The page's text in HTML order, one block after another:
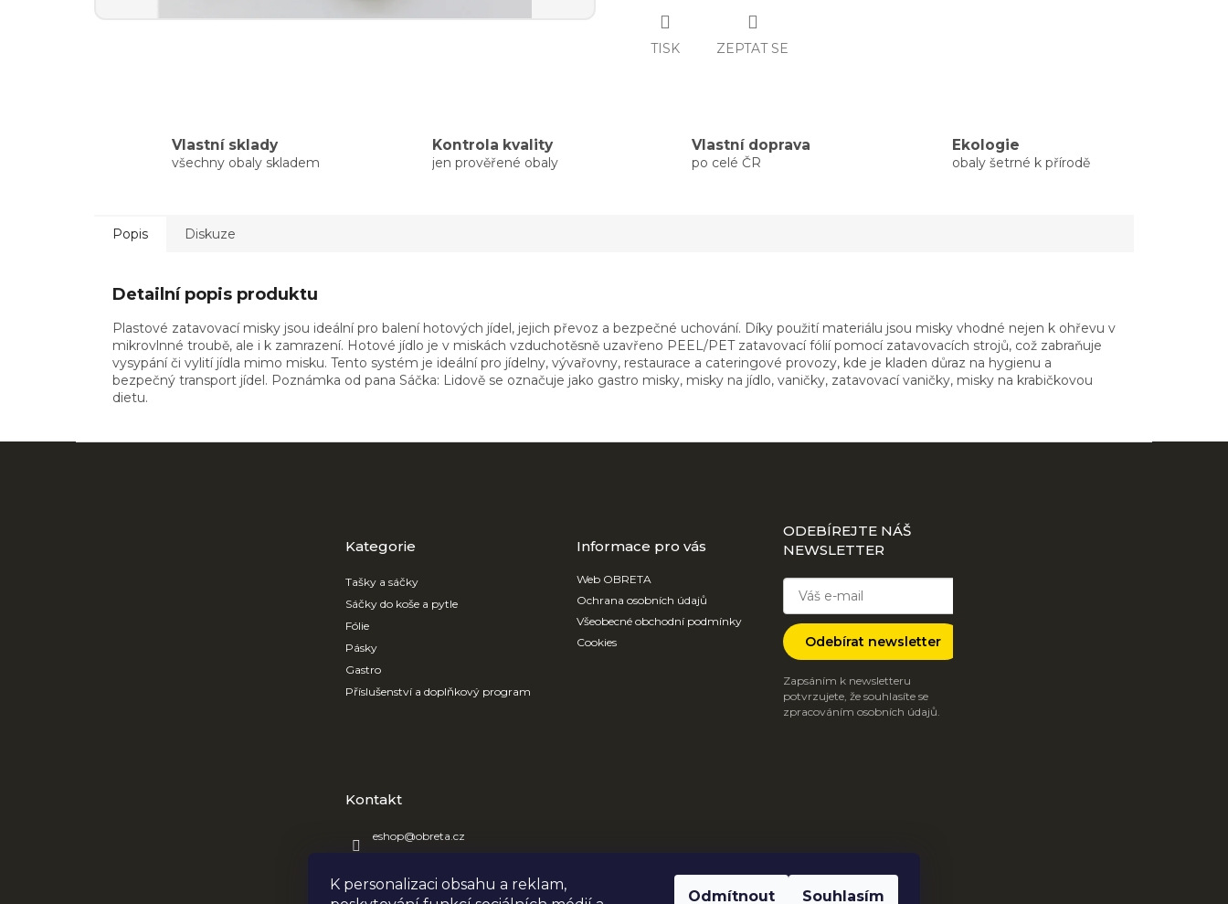
K personalizaci obsahu a reklam,
Odmítnout Souhlasím
TISK ZEPTAT SE
Vlastní sklady
všechny obaly skladem
Kontrola kvality
jen prověřené obaly
Vlastní doprava
po celé ČR
Ekologie
obaly šetrné k přírodě
Popis Diskuze
Detailní popis produktu
Plastové zatavovací misky jsou ideální pro balení hotových jídel, jejich převoz a bezpečné uchování. Díky použití materiálu jsou misky vhodné nejen k ohřevu v
mikrovlnné troubě, ale i k zamrazení. Hotové jídlo je v miskách vzduchotěsně uzavřeno PEEL/PET zatavovací fólií pomocí zatavovacích strojů, což zabraňuje
vysypání či vylití jídla mimo misku. Tento systém je ideální pro jídelny, vývařovny, restaurace a cateringové provozy, kde je kladen důraz na hygienu a
bezpečný transport jídel. Poznámka od pana Sáčka: Lidově se označuje jako gastro misky, misky na jídlo, vaničky, zatavovací vaničky, misky na krabičkovou
dietu.
kategorie
Kategorie
Tašky a sáčky
Sáčky do koše a pytle
Fólie
Pásky
Gastro
Příslušenství a doplňkový program
Informace pro vás
Web OBRETA
Ochrana osobních údajů
Všeobecné obchodní podmínky
Cookies
ODEBÍREJTE NÁŠ
NEWSLETTER
Odebírat newsletter
Zapsáním k newsletteru
potvrzujete, že souhlasíte se
zpracováním osobních údajů.
Kontakt
eshop@obreta.cz
OBRETA